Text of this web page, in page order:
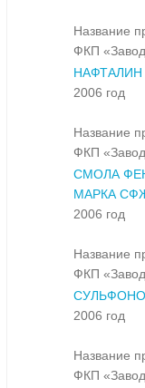
Название
ФКП
НАФТАЛИН
2006 год
Название
ФКП
СМОЛА
МАРКА
2006 год
Название
ФКП
2006 год
Название
ФКП